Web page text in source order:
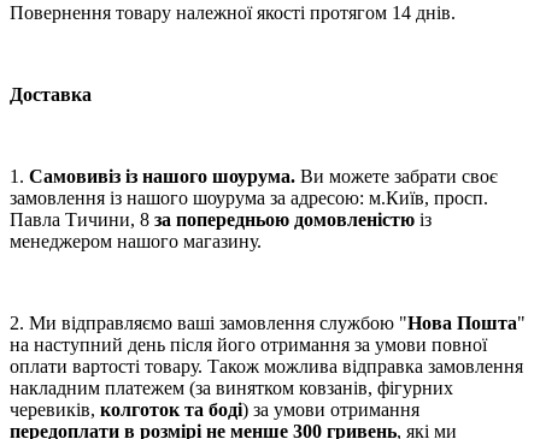
Повернення товару належної якості протягом 14 днів.
Доставка
1. Самовивіз із нашого шоурума. Ви можете забрати своє
замовлення із нашого шоурума за адресою: м.Київ, просп.
Павла Тичини, 8 за попередньою домовленістю із
менеджером нашого магазину.
2. Ми відправляємо ваші замовлення службою "Нова Пошта"
на наступний день після його отримання за умови повної
оплати вартості товару. Також можлива відправка замовлення
накладним платежем (за винятком ковзанів, фігурних
черевиків, колготок та боді) за умови отримання
передоплати в розмірі не менше 300 гривень, які ми